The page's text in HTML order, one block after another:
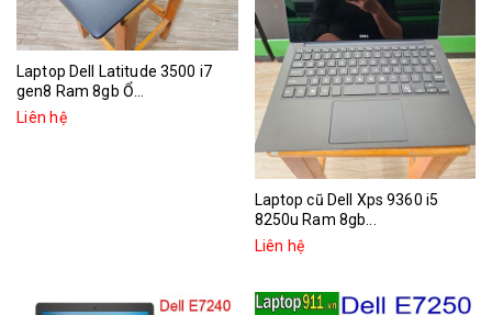
Laptop Dell Latitude 3500 i7
gen8 Ram 8gb Ổ...
Liên hệ
Laptop cũ Dell Xps 9360 i5
8250u Ram 8gb...
Liên hệ